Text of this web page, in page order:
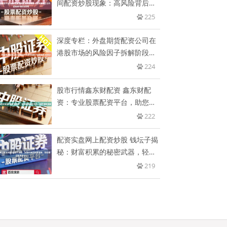
间配资炒股现象：高风险背后的
225
深度专栏：外盘期货配资公司在
港股市场的风险因子拆解阶段拐
224
股市行情鑫东财配资 鑫东财配
资：专业股票配资平台，助您财
222
配资实盘网上配资炒股 钱坛子揭
秘：财富积累的秘密武器，轻松
219